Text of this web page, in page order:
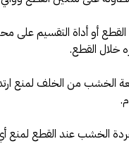
أو أداة التقسيم على
خلال القطع.
الخشب من الخلف لمنع
الخشب عند القطع لمنع